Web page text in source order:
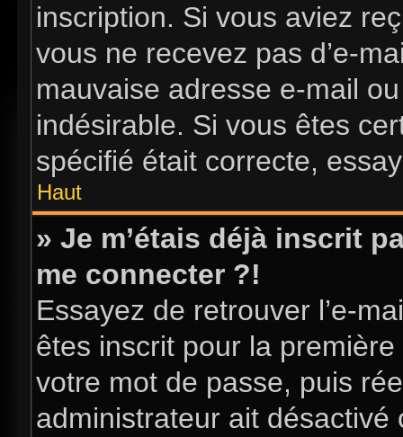
inscription. Si vous aviez
vous ne recevez pas d’e-
mauvaise adresse e-mail
indésirable. Si vous êtes
spécifié était correcte,
Haut
» Je m’étais déjà inscrit
me connecter ?!
Essayez de retrouver l’e-
êtes inscrit pour la
votre mot de passe, puis
administrateur ait